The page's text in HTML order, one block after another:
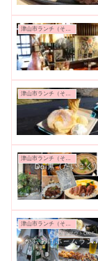
津山市ランチ（その他）
津山市ランチ（その他）